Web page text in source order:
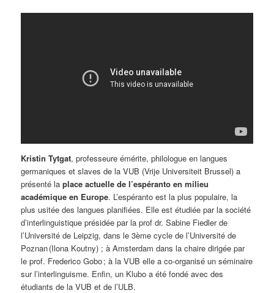
Kristin Tytgat, professeure émérite, philologue en langues
germaniques et slaves de la VUB (Vrije Universiteit Brussel) a
présenté laplace actuelle de l’espéranto en milieu
académique en Europe. L’espéranto est la plus populaire, la
plus usitée des langues planifiées. Elle est étudiée par la société
d’interlinguistique présidée par la prof dr. Sabine Fiedler de
l’Université de Leipzig, dans le 3ème cycle de l’Université de
Poznan (Ilona Koutny) ; à Amsterdam dans la chaire dirigée par
le prof. Frederico Gobo ; à la VUB elle a co-organisé un séminaire
sur l’interlinguisme. Enfin, un Klubo a été fondé avec des
étudiants de la VUB et de l’ULB.